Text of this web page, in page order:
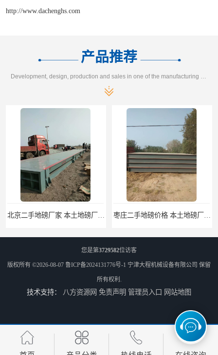
http://www.dachenghs.com
产品推荐
滨州二手地磅价格 价格优惠 潍坊旧地磅出售 厂家直销
您是第3729582位访客
版权所有 ©2026-08-07 鲁ICP备2024131776号-1 宁津大程机械设备有限公司 保留
所有权利.
技术支持： 八方资源网 免责声明 管理员入口 网站地图